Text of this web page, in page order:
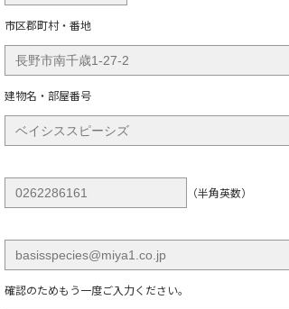
市区郡町村・番地
建物名・部屋番号
（半角英数）
確認のためもう一度ご入力ください。